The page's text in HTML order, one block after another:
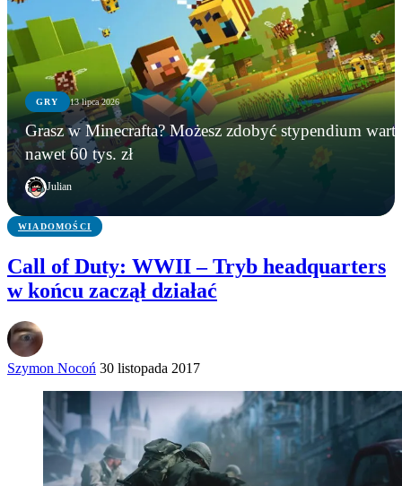
GRY 13 lipca 2026
Grasz w Minecrafta? Możesz zdobyć stypendium warte
nawet 60 tys. zł
Julian
GRY
Instalowali gry na Steamie, a tracili kryptowaluty.
FBI zatrzymało podejrzanego
WIADOMOŚCI
Microsoft zamyka Xbox Polska? Lokalny oddział
ma zniknąć po niemal 20 latach
GRY
Grasz w Minecrafta? Możesz zdobyć stypendium
warte nawet 60 tys. zł
WIADOMOŚCI
Call of Duty: WWII – Tryb headquarters
w końcu zaczął działać
Szymon Nocoń 30 listopada 2017